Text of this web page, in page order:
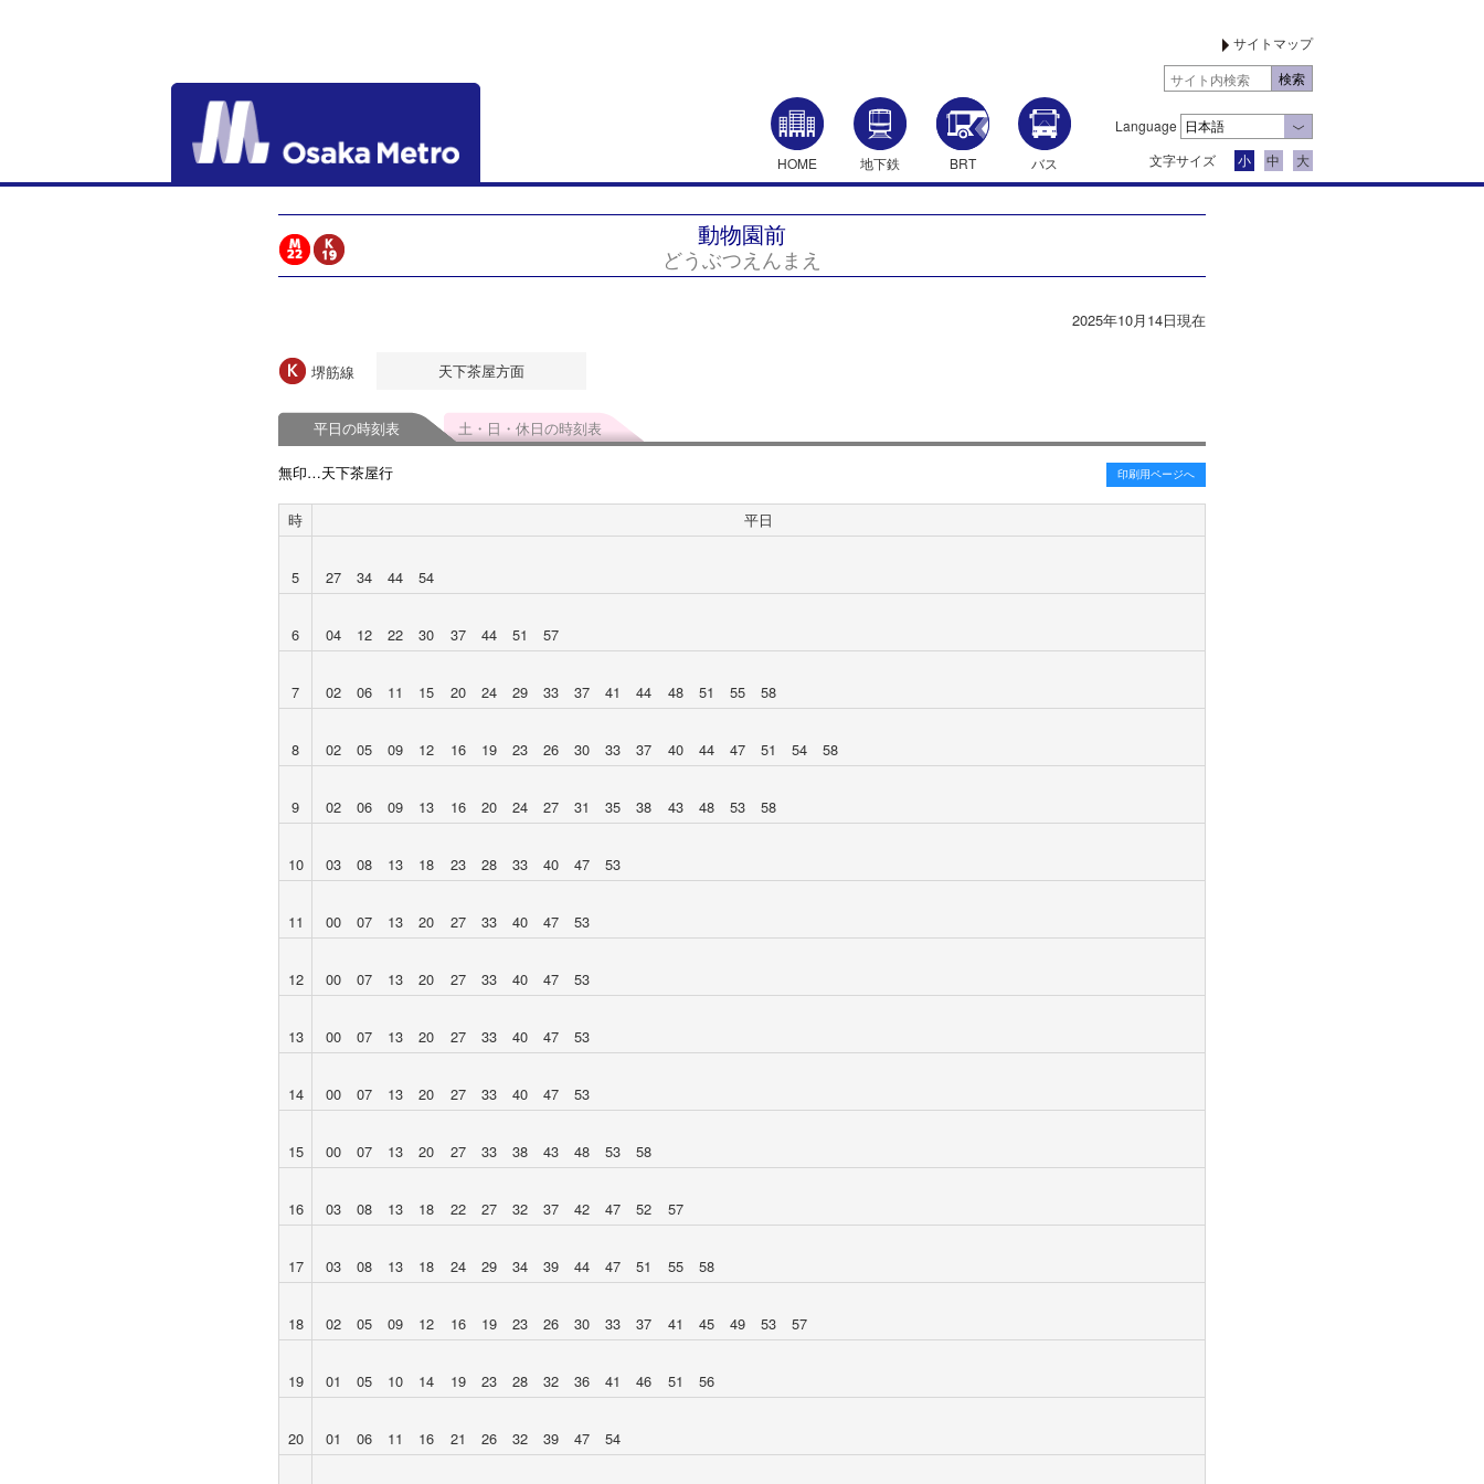
HOME 地下鉄 BRT バス
サイトマップ
Language
文字サイズ
小 中 大
動物園前
どうぶつえんまえ
2025年10月14日現在
堺筋線 天下茶屋方面
平日の時刻表 土・日・休日の時刻表
無印…天下茶屋行
時 平日
5 27 34 44 54
6 04 12 22 30 37 44 51 57
7 02 06 11 15 20 24 29 33 37 41 44 48 51 55 58
8 02 05 09 12 16 19 23 26 30 33 37 40 44 47 51 54 58
9 02 06 09 13 16 20 24 27 31 35 38 43 48 53 58
10 03 08 13 18 23 28 33 40 47 53
11 00 07 13 20 27 33 40 47 53
12 00 07 13 20 27 33 40 47 53
13 00 07 13 20 27 33 40 47 53
14 00 07 13 20 27 33 40 47 53
15 00 07 13 20 27 33 38 43 48 53 58
16 03 08 13 18 22 27 32 37 42 47 52 57
17 03 08 13 18 24 29 34 39 44 47 51 55 58
18 02 05 09 12 16 19 23 26 30 33 37 41 45 49 53 57
19 01 05 10 14 19 23 28 32 36 41 46 51 56
20 01 06 11 16 21 26 32 39 47 54